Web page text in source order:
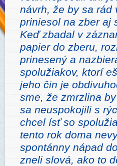
návrh, že by sa rád
priniesol na zber aj
Keď zbadal v
papier do zberu,
prinesený a
spolužiakov, ktorí
jeho čin je
sme, že zmrzlina
sa neuspokojili s
chcel ísť so
tento rok doma
spontánny nápad
zneli slová, ako to